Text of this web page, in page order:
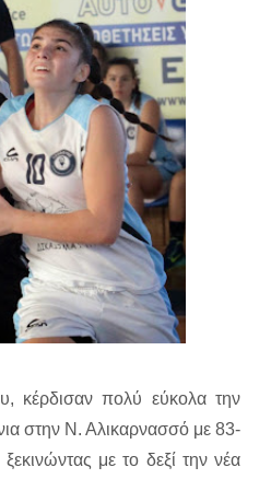
κέρδισαν πολύ εύκολα την
στην Ν. Αλικαρνασσό με 83-
με το δεξί την νέα